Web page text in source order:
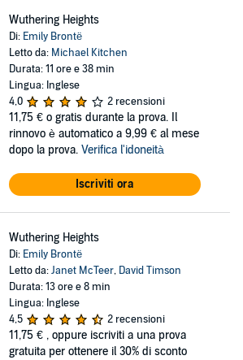
Wuthering Heights
Di: Emily Brontë
Letto da: Michael Kitchen
Durata: 11 ore e 38 min
Lingua: Inglese
4,0
2 recensioni
11,75 € o gratis durante la prova. Il
rinnovo è automatico a 9,99 € al mese
dopo la prova. Verifica l'idoneità
Iscriviti ora
Wuthering Heights
Di: Emily Brontë
Letto da:Janet McTeer, David Timson
Durata: 13 ore e 8 min
Lingua: Inglese
4,5
2 recensioni
11,75 € , oppure iscriviti a una prova
gratuita per ottenere il 30% di sconto